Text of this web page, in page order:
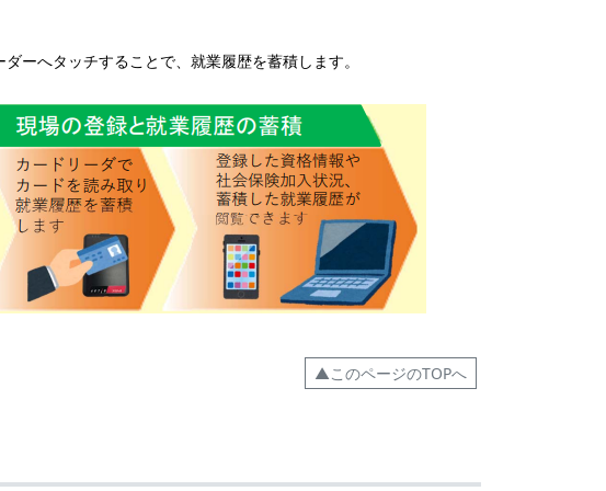
ーへタッチすることで、就業履歴を蓄積します。
▲このページのTOPへ